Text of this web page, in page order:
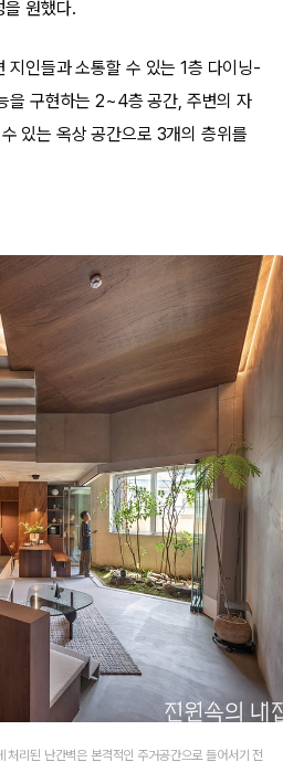
을 원했다.
지인들과 소통할 수 있는 1층 다이닝-
을 구현하는 2~4층 공간, 주변의 자
있는 옥상 공간으로 3개의 층위를
처리된 난간벽은 본격적인 주거공간으로 들어서기 전